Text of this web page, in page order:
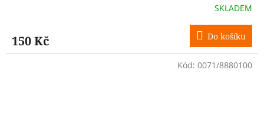
SKLADEM
150 Kč Do košíku
Kód: 0071/8880100